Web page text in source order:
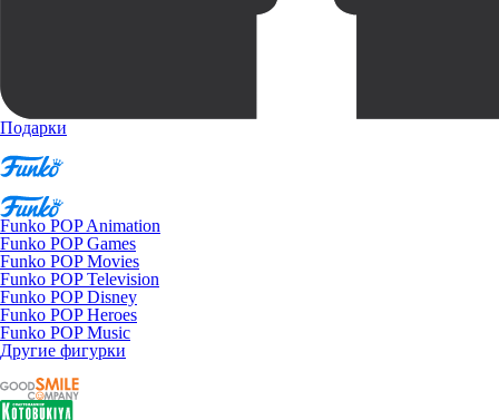
Подарки
Funko POP Animation
Funko POP Games
Funko POP Movies
Funko POP Television
Funko POP Disney
Funko POP Heroes
Funko POP Music
Другие фигурки